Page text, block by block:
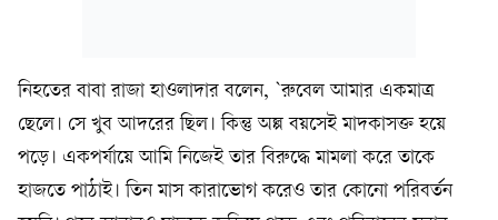
নিহতের বাবা রাজা হাওলাদার বলেন, `রুবেল আমার একমাত্র
ছেলে। সে খুব আদরের ছিল। কিন্তু অল্প বয়সেই মাদকাসক্ত হয়ে
পড়ে। একপর্যায়ে আমি নিজেই তার বিরুদ্ধে মামলা করে তাকে
হাজতে পাঠাই। তিন মাস কারাভোগ করেও তার কোনো পরিবর্তন